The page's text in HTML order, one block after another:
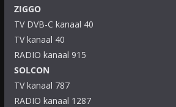
ZIGGO
TV DVB-C kanaal 40
TV kanaal 40
RADIO kanaal 915
SOLCON
TV kanaal 787
RADIO kanaal 1287